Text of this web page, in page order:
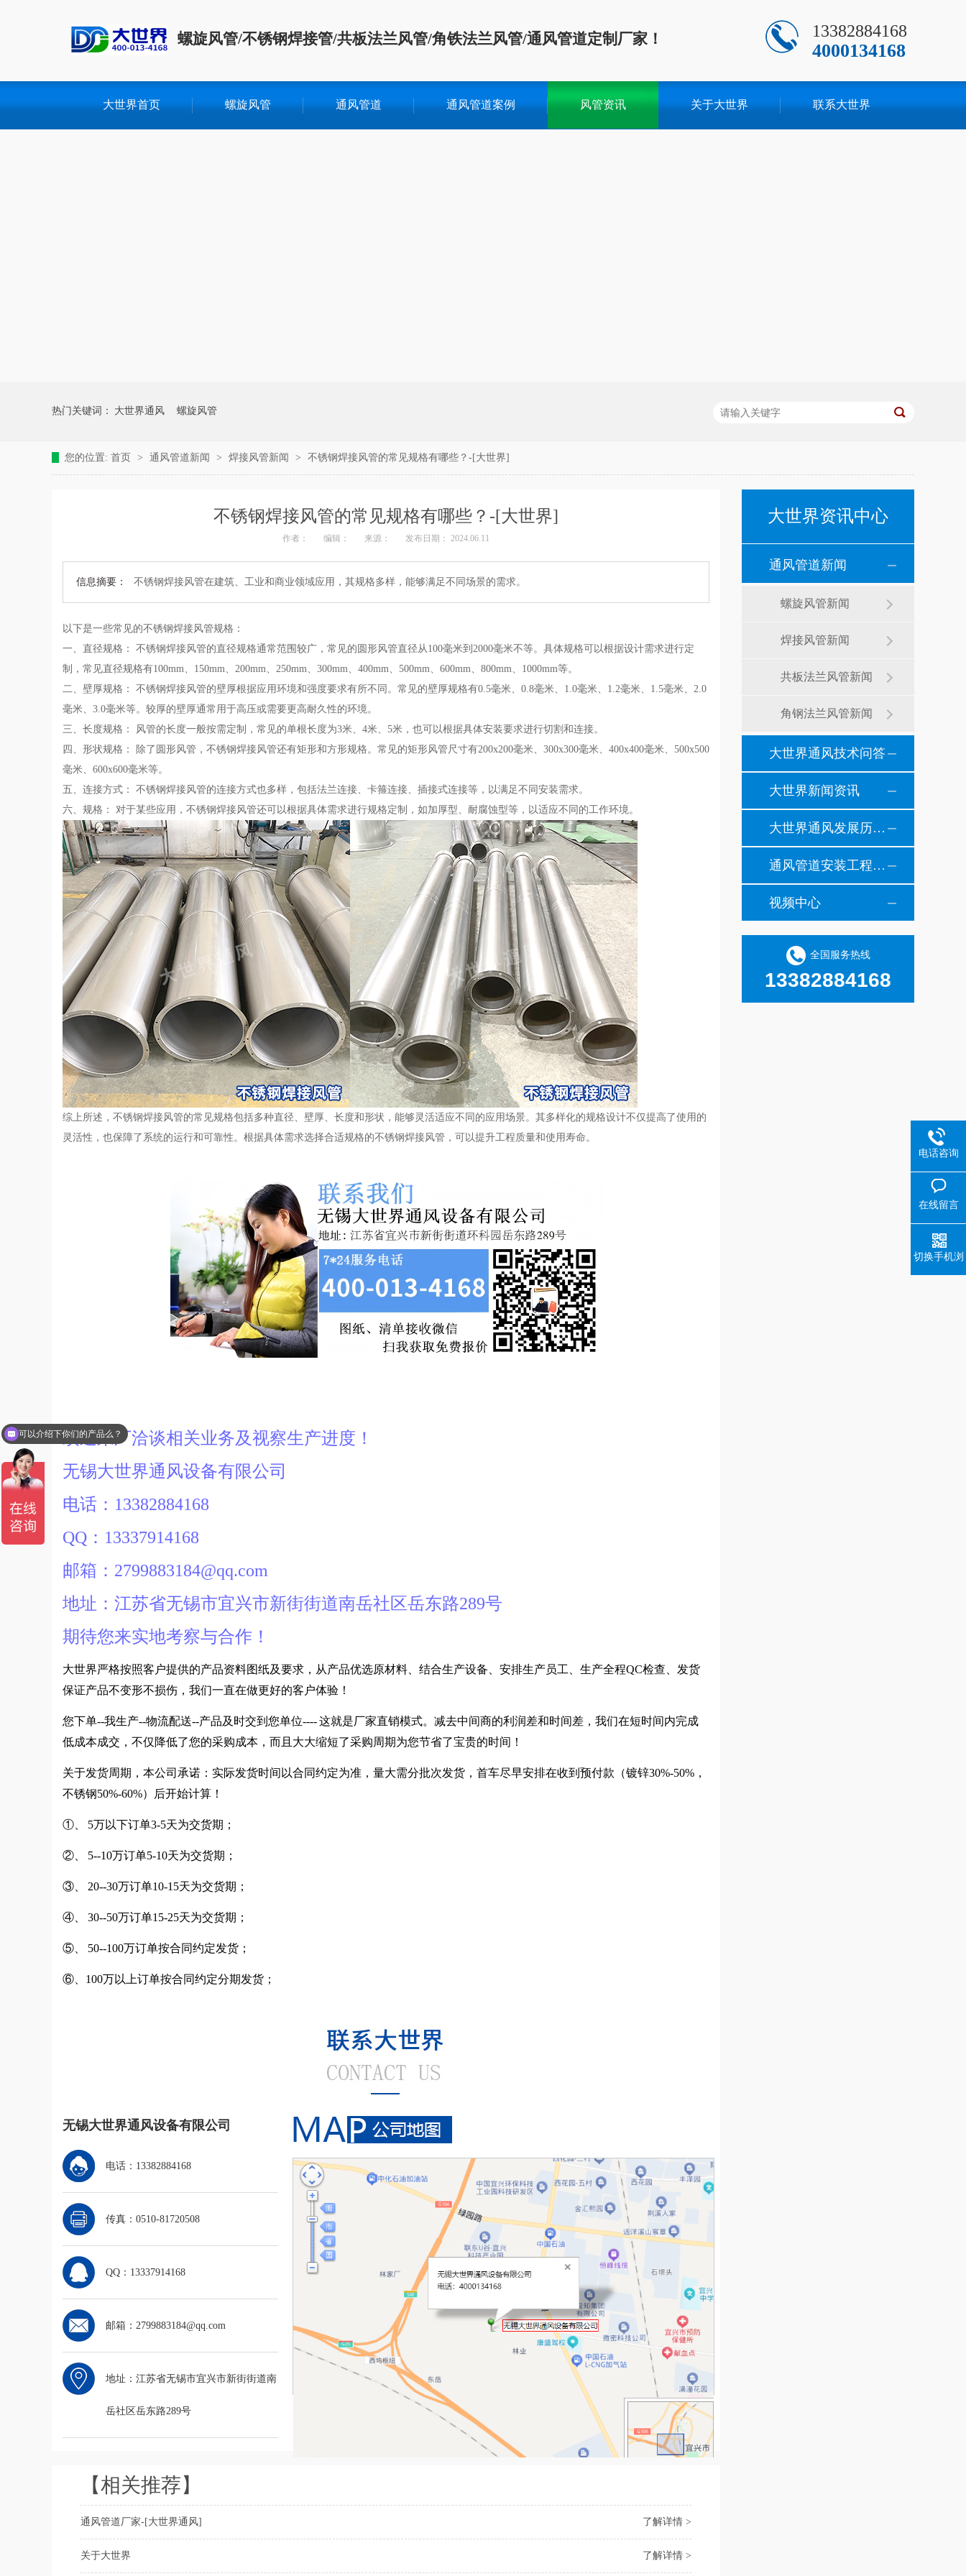
螺旋风管/不锈钢焊接管/共板法兰风管/角铁法兰风管/通风管道定制厂家！ 13382884168
4000134168
大世界首页 螺旋风管 通风管道 通风管道案例 风管资讯 关于大世界 联系大世界
热门关键词： 大世界通风 螺旋风管
您的位置: 首页 > 通风管道新闻 > 焊接风管新闻 > 不锈钢焊接风管的常见规格有哪些？-[大世界]
不锈钢焊接风管的常见规格有哪些？-[大世界]
作者： 编辑： 来源： 发布日期： 2024.06.11
信息摘要： 不锈钢焊接风管在建筑、工业和商业领域应用，其规格多样，能够满足不同场景的需求。
以下是一些常见的不锈钢焊接风管规格：
一、直径规格： 不锈钢焊接风管的直径规格通常范围较广，常见的圆形风管直径从100毫米到2000毫米不等。具体规格可以根据设计需求进行定
制，常见直径规格有100mm、150mm、200mm、250mm、300mm、400mm、500mm、600mm、800mm、1000mm等。
二、壁厚规格： 不锈钢焊接风管的壁厚根据应用环境和强度要求有所不同。常见的壁厚规格有0.5毫米、0.8毫米、1.0毫米、1.2毫米、1.5毫米、2.0
毫米、3.0毫米等。较厚的壁厚通常用于高压或需要更高耐久性的环境。
三、长度规格： 风管的长度一般按需定制，常见的单根长度为3米、4米、5米，也可以根据具体安装要求进行切割和连接。
四、形状规格： 除了圆形风管，不锈钢焊接风管还有矩形和方形规格。常见的矩形风管尺寸有200x200毫米、300x300毫米、400x400毫米、500x500
毫米、600x600毫米等。
五、连接方式： 不锈钢焊接风管的连接方式也多样，包括法兰连接、卡箍连接、插接式连接等，以满足不同安装需求。
六、规格： 对于某些应用，不锈钢焊接风管还可以根据具体需求进行规格定制，如加厚型、耐腐蚀型等，以适应不同的工作环境。
综上所述，不锈钢焊接风管的常见规格包括多种直径、壁厚、长度和形状，能够灵活适应不同的应用场景。其多样化的规格设计不仅提高了使用的
灵活性，也保障了系统的运行和可靠性。根据具体需求选择合适规格的不锈钢焊接风管，可以提升工程质量和使用寿命。
欢迎来厂洽谈相关业务及视察生产进度！
无锡大世界通风设备有限公司
电话：13382884168
QQ：13337914168
邮箱：2799883184@qq.com
地址：江苏省无锡市宜兴市新街街道南岳社区岳东路289号
期待您来实地考察与合作！
大世界严格按照客户提供的产品资料图纸及要求，从产品优选原材料、结合生产设备、安排生产员工、生产全程QC检查、发货
保证产品不变形不损伤，我们一直在做更好的客户体验！
您下单--我生产--物流配送--产品及时交到您单位---- 这就是厂家直销模式。减去中间商的利润差和时间差，我们在短时间内完成
低成本成交，不仅降低了您的采购成本，而且大大缩短了采购周期为您节省了宝贵的时间！
关于发货周期，本公司承诺：实际发货时间以合同约定为准，量大需分批次发货，首车尽早安排在收到预付款（镀锌30%-50%，
不锈钢50%-60%）后开始计算！
①、 5万以下订单3-5天为交货期；
②、 5--10万订单5-10天为交货期；
③、 20--30万订单10-15天为交货期；
④、 30--50万订单15-25天为交货期；
⑤、 50--100万订单按合同约定发货；
⑥、100万以上订单按合同约定分期发货；
无锡大世界通风设备有限公司
电话：13382884168
传真：0510-81720508
QQ：13337914168
邮箱：2799883184@qq.com
地址：江苏省无锡市宜兴市新街街道南
岳社区岳东路289号
【相关推荐】
了解详情 >
通风管道厂家-[大世界通风]
了解详情 >
关于大世界
大世界资讯中心
通风管道新闻
螺旋风管新闻
焊接风管新闻
共板法兰风管新闻
角钢法兰风管新闻
大世界通风技术问答
大世界新闻资讯
大世界通风发展历程纪事
通风管道安装工程风管安装现场施工案例
视频中心
全国服务热线
13382884168
电话咨询
在线留言
切换手机浏
可以介绍下你们的产品么？